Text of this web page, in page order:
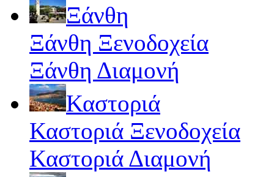
Ξάνθη
Ξάνθη Ξενοδοχεία
Ξάνθη Διαμονή
Καστοριά
Καστοριά Ξενοδοχεία
Καστοριά Διαμονή